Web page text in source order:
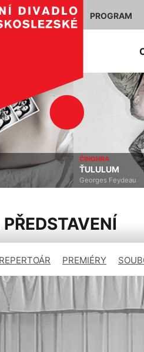
PROGRAM
ČINOHRA
ŤULULUM
Georges Feydeau
REPERTOÁR PREMIÉRY